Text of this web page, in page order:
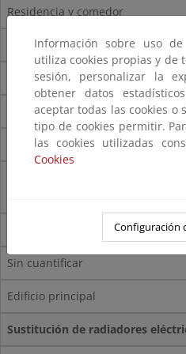
Residencia y comedor
Instalación de doble ventanas
Sin cuantificar
Edificio principal
Sin cuantificar
Edificio principal
Sustitución de radiadores
Información sobre uso
utiliza cookies propias y de
sesión, personalizar la
obtener datos
aceptar todas las cookies o
tipo de cookies permitir.
las cookies utilizadas
Cookies
Configuración